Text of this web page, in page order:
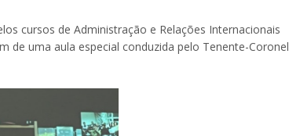
cursos de Administração e Relações Internacionais
de uma aula especial conduzida pelo Tenente-Coronel